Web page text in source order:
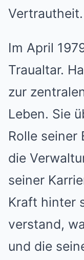
Vertrautheit.
Im April
Traualtar.
zur
Leben. Sie
Rolle seiner
die
seiner
Kraft hinter
verstand,
und die